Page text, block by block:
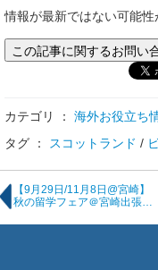
情報が最新ではない可能性
この記事に関するお問い
カテゴリ ： 海外お役立ち
タグ ： スコットランド /
【9月29日/11月8日@宮崎】
秋の留学フェア＠宮崎出張